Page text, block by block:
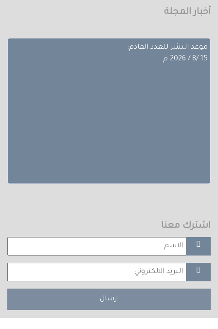
أخبار المجلة
10/8/ 2026 م
موعد النشر للعدد القادم:
اشترك معنا
ارسال